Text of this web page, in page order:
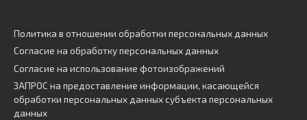
Политика в отношении обработки персональных данных
Согласие на обработку персональных данных
Согласие на использование фотоизображений
ЗАПРОС на предоставление информации, касающейся
обработки персональных данных субъекта персональных
данных